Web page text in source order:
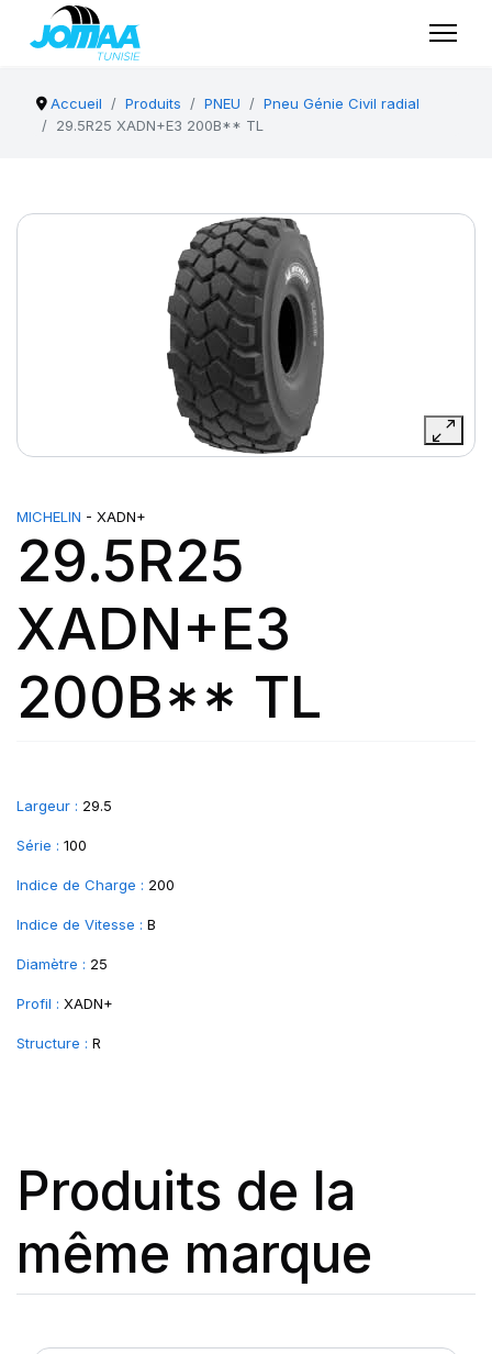
Accueil Produits PNEU
Pneu Génie Civil radial
29.5R25 XADN+E3 200B** TL
MICHELIN - XADN+
29.5R25
XADN+E3
200B** TL
Largeur : 29.5
Série : 100
Indice de Charge : 200
Indice de Vitesse : B
Diamètre : 25
Profil : XADN+
Structure : R
Produits de la
même marque